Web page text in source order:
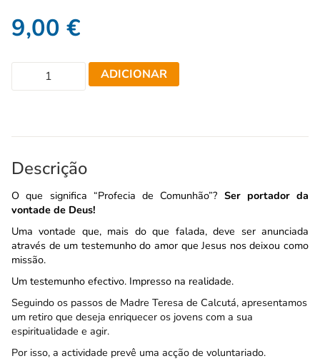
9,00 €
ADICIONAR
Descrição
O que significa “Profecia de Comunhão”? Ser portador da
vontade de Deus!
Uma vontade que, mais do que falada, deve ser anunciada
através de um testemunho do amor que Jesus nos deixou como
missão.
Um testemunho efectivo. Impresso na realidade.
Seguindo os passos de Madre Teresa de Calcutá, apresentamos
um retiro que deseja enriquecer os jovens com a sua
espiritualidade e agir.
Por isso, a actividade prevê uma acção de voluntariado.